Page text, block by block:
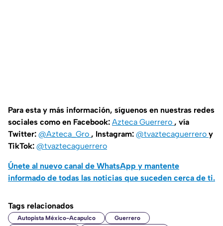
Para esta y más información, síguenos en nuestras redes
sociales como en Facebook: Azteca Guerrero , vía
Twitter: @Azteca_Gro , Instagram: @tvaztecaguerrero y
TikTok: @tvaztecaguerrero
Únete al nuevo canal de WhatsApp y mantente
informado de todas las noticias que suceden cerca de ti.
Tags relacionados
Autopista México-Acapulco
Guerrero